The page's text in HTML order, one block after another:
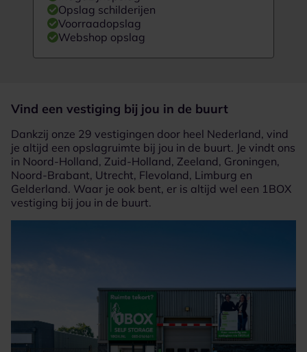
Opslag schilderijen
Voorraadopslag
Webshop opslag
Vind een vestiging bij jou in de buurt
Dankzij onze 29 vestigingen door heel Nederland, vind
je altijd een opslagruimte bij jou in de buurt. Je vindt ons
in Noord-Holland, Zuid-Holland, Zeeland, Groningen,
Noord-Brabant, Utrecht, Flevoland, Limburg en
Gelderland. Waar je ook bent, er is altijd wel een 1BOX
vestiging bij jou in de buurt.